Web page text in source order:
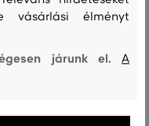
VASALÁS TISZTÍTÁS
vásárlási élményt
járunk el.A